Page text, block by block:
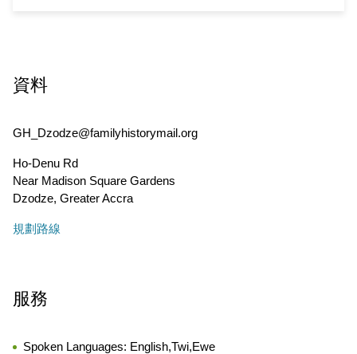
資料
GH_Dzodze@familyhistorymail.org
Ho-Denu Rd
Near Madison Square Gardens
Dzodze, Greater Accra
規劃路線
服務
Spoken Languages: English,Twi,Ewe